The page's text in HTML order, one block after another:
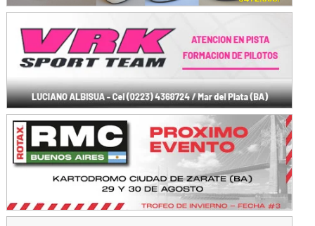
Ciudad de Trenque Lauquen (Asfalto)
Trenque Lauquen (Buenos Aires)
Parque de la Velocidad (Asfalto)
Villaguay (Entre Ríos)
VICTORIENSE - F7
El Cerro (Tierra)
Victoria (Entre Ríos)
PATAGONICO - F6
Gral. E. Godoy (Río Negro)